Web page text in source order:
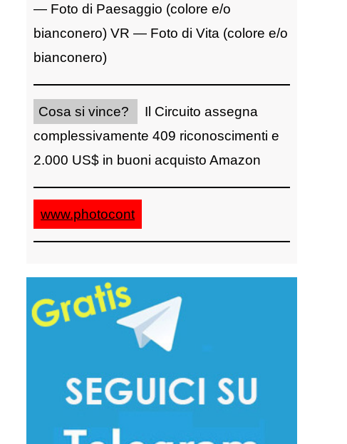
— Foto di Paesaggio (colore e/o
bianconero) VR — Foto di Vita (colore e/o
bianconero)
Cosa si vince?
Il Circuito assegna
complessivamente 409 riconoscimenti e
2.000 US$ in buoni acquisto Amazon
www.photocont